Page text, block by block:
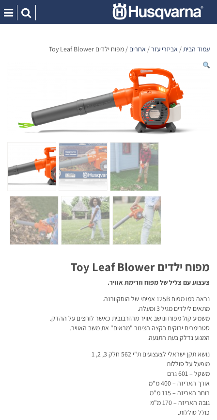
content
עמוד הבית/ אביזרי עזר/ אחרים / מפוח ילדים Toy Leaf Blower
מפוח ילדים Toy Leaf Blower
צעצוע עם צליל של מפוח וזרימת אוויר.
נראה כמו מפוח 125B אמיתי של הוסקוורנה.
מתאים לילדים מגיל 3 ומעלה.
משמיע קול מפוח ונושב אוויר מהזרבובית כאשר לוחצים על ההדק.
סטרימרים ירוקים בקצה הצינור "מראים" את משב האוויר.
המנוע נדלק בעת התנעה.
נושא תקן ישראלי לצעצועים ת"י 562 חלק 3, 2, 1
מופעל על סוללות
משקל – 601 גרם
אורך האריזה – 400 מ"מ
רוחב האריזה – 115 מ"מ
גובה האריזה – 170 מ"מ
כולל סוללות.